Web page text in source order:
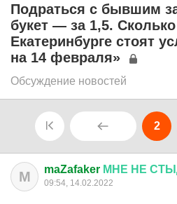
Подраться с бывшим
букет — за 1,5.
Екатеринбурге стоят
на 14 февраля»
Обсуждение новостей
2
M maZafaker МНЕ НЕ
09:54, 14.02.2022